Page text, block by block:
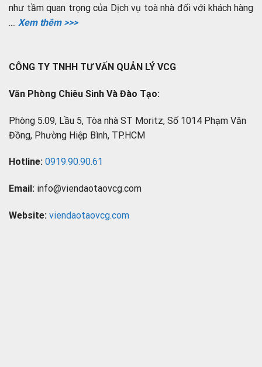
như tầm quan trọng của Dịch vụ toà nhà đối với khách hàng
.... Xem thêm >>>
CÔNG TY TNHH TƯ VẤN QUẢN LÝ VCG
Văn Phòng Chiêu Sinh Và Đào Tạo:
Phòng 5.09, Lầu 5, Tòa nhà ST Moritz, Số 1014 Phạm Văn
Đồng, Phường Hiệp Bình, TP.HCM
Hotline: 0919.90.90.61
Email: info@viendaotaovcg.com
Website: viendaotaovcg.com